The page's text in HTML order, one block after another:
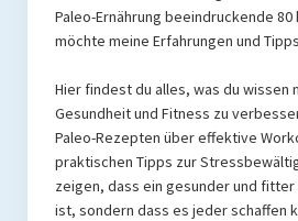
Paleo-Ernährung beeindruckende
möchte meine Erfahrungen und
Hier findest du alles, was du wissen
Gesundheit und Fitness zu
Paleo-Rezepten über effektive
praktischen Tipps zur
zeigen, dass ein gesunder und
ist, sondern dass es jeder schaffen